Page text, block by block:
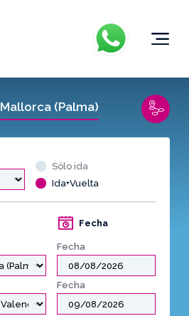
Sólo ida
Ida+Vuelta
Fecha
Fecha
Fecha
Mallorca (Palma)